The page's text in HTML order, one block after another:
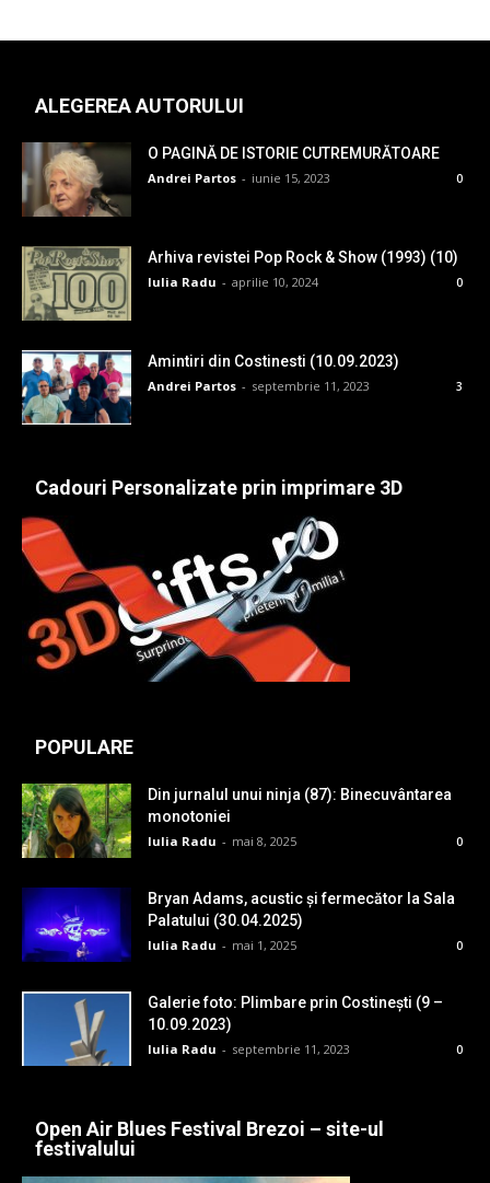
ALEGEREA AUTORULUI
O PAGINĂ DE ISTORIE CUTREMURĂTOARE
Andrei Partos - iunie 15, 2023 0
Arhiva revistei Pop Rock & Show (1993) (10)
Iulia Radu - aprilie 10, 2024 0
Amintiri din Costinesti (10.09.2023)
Andrei Partos - septembrie 11, 2023 3
Cadouri Personalizate prin imprimare 3D
POPULARE
Din jurnalul unui ninja (87): Binecuvântarea
monotoniei
Iulia Radu - mai 8, 2025 0
Bryan Adams, acustic și fermecător la Sala
Palatului (30.04.2025)
Iulia Radu - mai 1, 2025 0
Galerie foto: Plimbare prin Costinești (9 –
10.09.2023)
Iulia Radu - septembrie 11, 2023 0
Open Air Blues Festival Brezoi – site-ul
festivalului